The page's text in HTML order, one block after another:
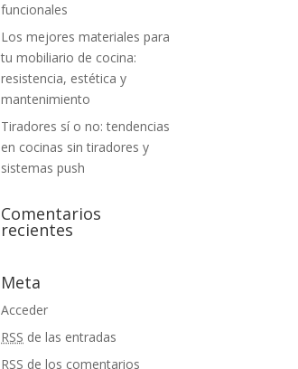
funcionales
Los mejores materiales para
tu mobiliario de cocina:
resistencia, estética y
mantenimiento
Tiradores sí o no: tendencias
en cocinas sin tiradores y
sistemas push
Comentarios
recientes
Meta
Acceder
RSS de las entradas
RSS de los comentarios